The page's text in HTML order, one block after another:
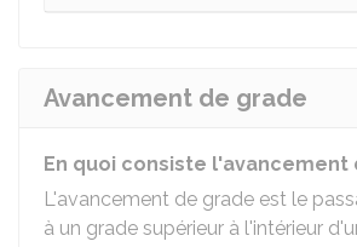
Avancement de grade
En quoi consiste l'avancement
L'avancement de grade est le
à un grade supérieur à l'intérieur